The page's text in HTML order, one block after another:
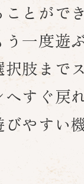
とがで
一度遊
択肢まで
すぐ戻
やすい